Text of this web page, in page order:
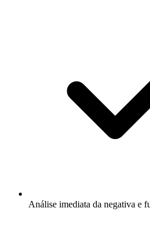
Análise imediata da negativa e